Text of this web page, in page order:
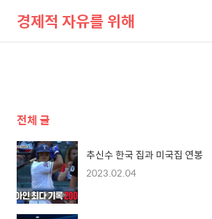
경제적 자유를 위해
전체 글
추신수 한국 집과 미국집 연봉
2023.02.04